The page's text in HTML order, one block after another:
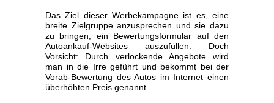
Das Ziel dieser Werbekampagne ist es, eine
breite Zielgruppe anzusprechen und sie dazu
zu bringen, ein Bewertungsformular auf den
Autoankauf-Websites auszufüllen. Doch
Vorsicht: Durch verlockende Angebote wird
man in die Irre geführt und bekommt bei der
Vorab-Bewertung des Autos im Internet einen
überhöhten Preis genannt.